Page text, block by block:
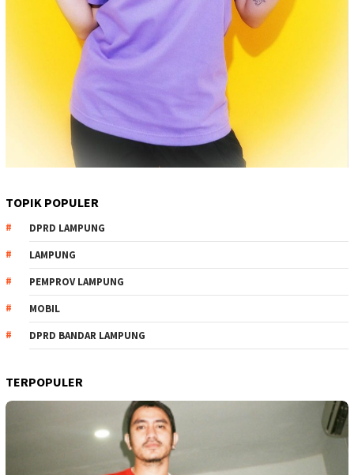
TOPIK POPULER
DPRD LAMPUNG
LAMPUNG
PEMPROV LAMPUNG
MOBIL
DPRD BANDAR LAMPUNG
TERPOPULER